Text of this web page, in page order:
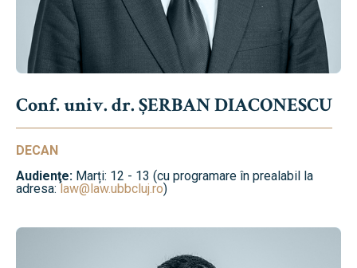
Conf. univ. dr. ȘERBAN DIACONESCU
DECAN
Audienţe: Marți: 12 - 13 (cu programare în prealabil la
adresa:law@law.ubbcluj.ro)